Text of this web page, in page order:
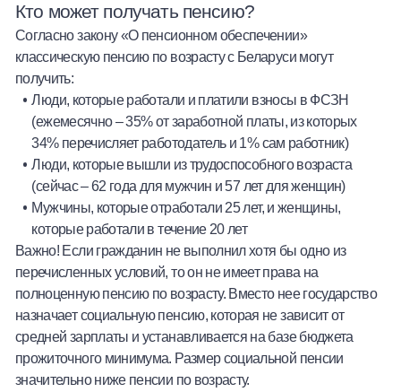
Кто может получать пенсию?
Согласно закону «О пенсионном обеспечении»
классическую пенсию по возрасту с Беларусимогут
получить:
Люди, которые работали и платили взносы в ФСЗН
(ежемесячно – 35% от заработной платы, из которых
34% перечисляет работодатель и 1% сам работник)
Люди, которые вышли из трудоспособного возраста
(сейчас – 62 года для мужчин и 57 лет для женщин)
Мужчины, которые отработали 25 лет, и женщины,
которые работали в течение 20 лет
Важно! Если гражданин не выполнил хотя бы одно из
перечисленных условий, то он не имеет права на
полноценнуюпенсию по возрасту. Вместо нее государство
назначаетсоциальную пенсию, которая не зависит от
средней зарплаты и устанавливается на базе бюджета
прожиточного минимума. Размер социальной пенсии
значительно ниже пенсии по возрасту.